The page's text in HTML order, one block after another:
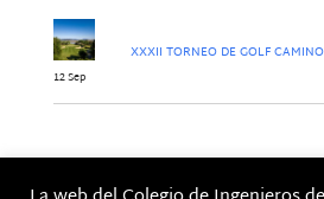
12 Sep
XXXII TORNEO DE GOLF
Jornadas